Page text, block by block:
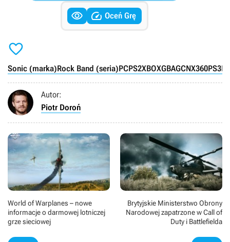
  Oceń Grę

Sonic (marka)Rock Band (seria)PCPS2XBOXGBAGCNX360PS3
Autor:
Piotr Doroń
World of Warplanes – nowe
informacje o darmowej lotniczej
grze sieciowej
Brytyjskie Ministerstwo Obrony
Narodowej zapatrzone w Call of
Duty i Battlefielda